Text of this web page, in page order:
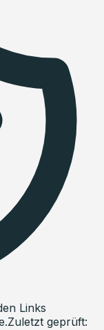
Links
Zuletzt geprüft: